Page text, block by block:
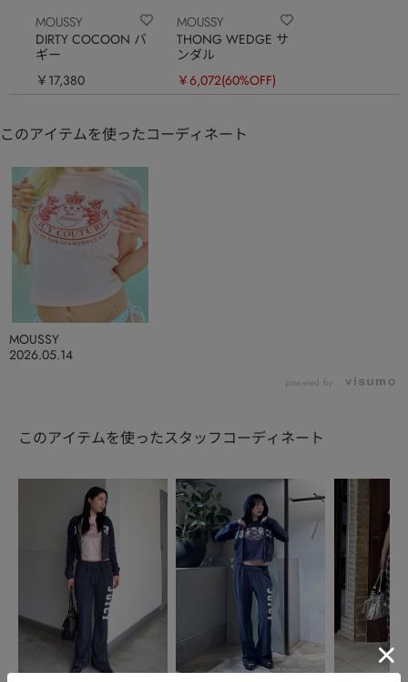
MOUSSY
DIRTY COCOON バ
ギー
￥17,380
MOUSSY
THONG WEDGE サ
ンダル
￥6,072(60%OFF)
このアイテムを使ったコーディネート
2026.05.14
MOUSSY
powered by
このアイテムを使ったスタッフコーディネート